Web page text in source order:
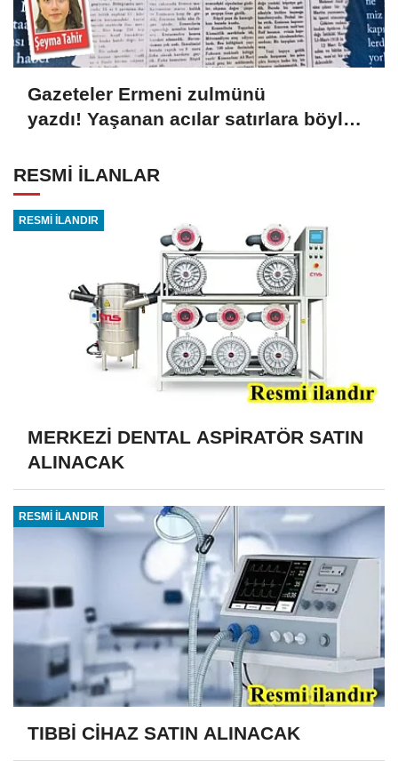
Gazeteler Ermeni zulmünü
yazdı! Yaşanan acılar satırlara böyle
RESMİ İLANLAR
RESMİ İLANDIR
MERKEZİ DENTAL ASPİRATÖR SATIN
ALINACAK
RESMİ İLANDIR
TIBBİ CİHAZ SATIN ALINACAK